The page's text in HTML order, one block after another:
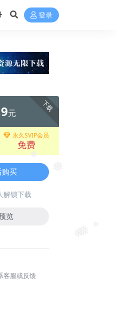
❅ 登录
下载
元
永久SVIP会员
免费
购买
解锁下载
览
客服或反馈